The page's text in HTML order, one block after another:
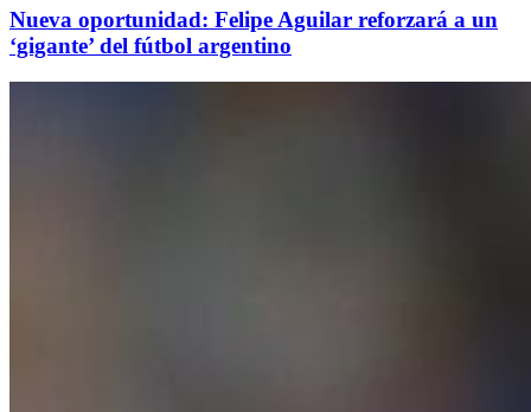
Nueva oportunidad: Felipe Aguilar reforzará a un
‘gigante’ del fútbol argentino